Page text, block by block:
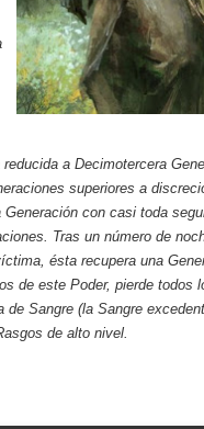
a Decimotercera
superiores a
con casi toda
Tras un número de
ésta recupera una
de este Poder, pierde todos
Sangre (la Sangre
de alto nivel.